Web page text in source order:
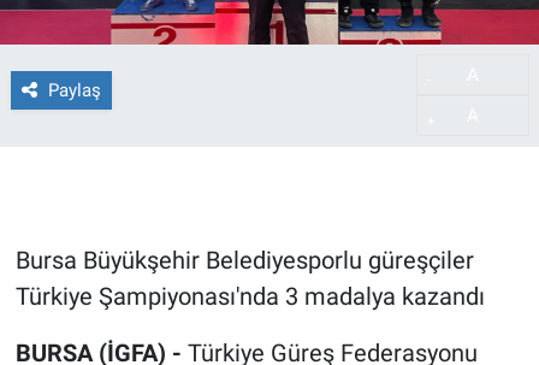
Paylaş
Bursa Büyükşehir Belediyesporlu güreşçiler
Türkiye Şampiyonası'nda 3 madalya kazandı
BURSA (İGFA) - Türkiye Güreş Federasyonu